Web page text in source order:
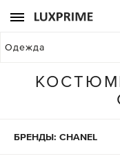
Одежда
БРЕНДЫ: CHANEL